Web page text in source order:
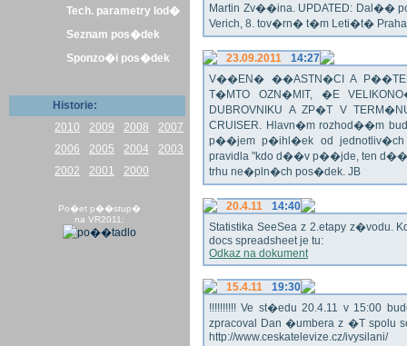
Tech. parametry lod�
Seznam pos�dek
Sponzo�i pos�dek
Historie:
2010
2009 2008
2007
2006
2005 2004
2003
2002
2001 2000
Po�et p��stup�
na VR2011:
Martin Zv��ina. UPDATED: Dal��
Verich, 8. tov�rn� t�m Leti�t� Praha
23.09.2011
14:27
V��EN� ��ASTN�CI A
T�MTO OZN�MIT, �E
DUBROVNIKU A ZP�T V
CRUISER. Hlavn�m rozhod��m
p��jem p�ihl�ek od
pravidla "kdo d��v p��jde, ten
trhu ne�pln�ch pos�dek. JB
20.4.11
14:40
Statistika SeeSea z 2.etapy z�vodu.
docs spreadsheet je tu:
Odkaz na dokument
15.4.11
19:30
!!!!!!!!!! Ve st�edu 20.4.11 v 15:00
zpracoval Dan �umbera z �T spolu
http://www.ceskatelevize.cz/ivysilani/